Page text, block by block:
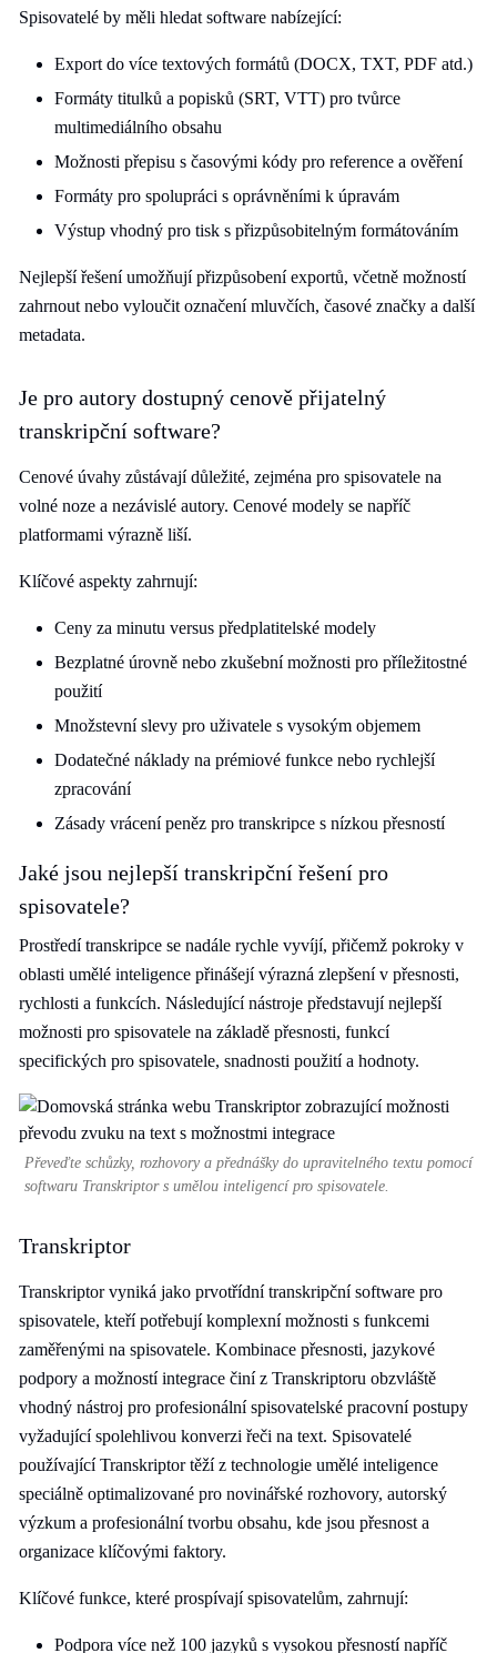
Spisovatelé by měli hledat software nabízející:
Export do více textových formátů (DOCX, TXT, PDF atd.)
Formáty titulků a popisků (SRT, VTT) pro tvůrce
multimediálního obsahu
Možnosti přepisu s časovými kódy pro reference a ověření
Formáty pro spolupráci s oprávněními k úpravám
Výstup vhodný pro tisk s přizpůsobitelným formátováním
Nejlepší řešení umožňují přizpůsobení exportů, včetně možností
zahrnout nebo vyloučit označení mluvčích, časové značky a další
metadata.
Je pro autory dostupný cenově přijatelný
transkripční software?
Cenové úvahy zůstávají důležité, zejména pro spisovatele na
volné noze a nezávislé autory. Cenové modely se napříč
platformami výrazně liší.
Klíčové aspekty zahrnují:
Ceny za minutu versus předplatitelské modely
Bezplatné úrovně nebo zkušební možnosti pro příležitostné
použití
Množstevní slevy pro uživatele s vysokým objemem
Dodatečné náklady na prémiové funkce nebo rychlejší
zpracování
Zásady vrácení peněz pro transkripce s nízkou přesností
Jaké jsou nejlepší transkripční řešení pro
spisovatele?
Prostředí transkripce se nadále rychle vyvíjí, přičemž pokroky v
oblasti umělé inteligence přinášejí výrazná zlepšení v přesnosti,
rychlosti a funkcích. Následující nástroje představují nejlepší
možnosti pro spisovatele na základě přesnosti, funkcí
specifických pro spisovatele, snadnosti použití a hodnoty.
Převeďte schůzky, rozhovory a přednášky do upravitelného textu pomocí
softwaru Transkriptor s umělou inteligencí pro spisovatele.
Transkriptor
Transkriptor vyniká jako prvotřídní transkripční software pro
spisovatele, kteří potřebují komplexní možnosti s funkcemi
zaměřenými na spisovatele. Kombinace přesnosti, jazykové
podpory a možností integrace činí z Transkriptoru obzvláště
vhodný nástroj pro profesionální spisovatelské pracovní postupy
vyžadující spolehlivou konverzi řeči na text. Spisovatelé
používající Transkriptor těží z technologie umělé inteligence
speciálně optimalizované pro novinářské rozhovory, autorský
výzkum a profesionální tvorbu obsahu, kde jsou přesnost a
organizace klíčovými faktory.
Klíčové funkce, které prospívají spisovatelům, zahrnují:
Podpora více než 100 jazyků s vysokou přesností napříč